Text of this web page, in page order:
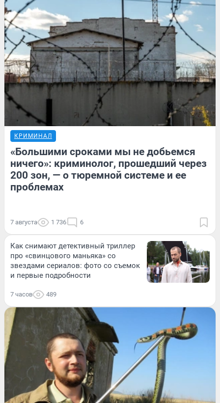
КРИМИНАЛ
«Большими сроками мы не добьемся
ничего»: криминолог, прошедший через
200 зон, — о тюремной системе и ее
проблемах
7 августа 1 736 6
Как снимают детективный триллер
про «свинцового маньяка» со
звездами сериалов: фото со съемок
и первые подробности
7 часов 489